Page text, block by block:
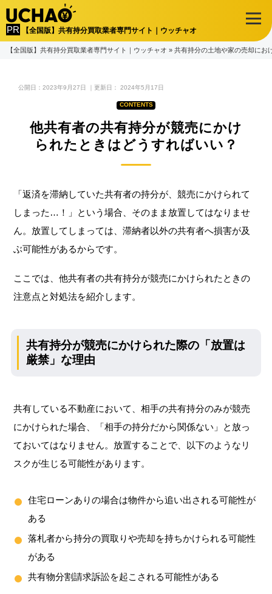
【全国版】共有持分買取業者専門サイト｜ウッチャオ
【全国版】共有持分買取業者専門サイト｜ウッチャオ » 共有持分の土地や家の売却にお
公開日：2023年9月27日 ｜更新日：2024年5月17日
他共有者の共有持分が競売にかけ
られたときはどうすればいい？
「返済を滞納していた共有者の持分が、競売にかけられて
しまった…！」という場合、そのまま放置してはなりませ
ん。放置してしまっては、滞納者以外の共有者へ損害が及
ぶ可能性があるからです。
ここでは、他共有者の共有持分が競売にかけられたときの
注意点と対処法を紹介します。
共有持分が競売にかけられた際の「放置は
厳禁」な理由
共有している不動産において、相手の共有持分のみが競売
にかけられた場合、「相手の持分だから関係ない」と放っ
ておいてはなりません。放置することで、以下のようなリ
スクが生じる可能性があります。
住宅ローンありの場合は物件から追い出される可能性が
ある
落札者から持分の買取りや売却を持ちかけられる可能性
がある
共有物分割請求訴訟を起こされる可能性がある